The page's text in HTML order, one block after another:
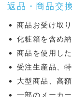
返品・商品交
商品お受け取
化粧箱を含め
商品を使用し
受注生産品、
大型商品、高
一部のメーカ